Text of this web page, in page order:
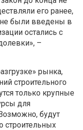
его ранее,
не были введены в
остались с
–
рынка,
строительного
только крупные
для
будут
строительных